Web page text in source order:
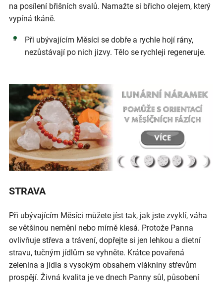
na posílení břišních svalů. Namažte si břicho olejem, který
vypíná tkáně.
Při ubývajícím Měsíci se dobře a rychle hojí rány,
nezůstávají po nich jizvy. Tělo se rychleji regeneruje.
STRAVA
Při ubývajícím Měsíci můžete jíst tak, jak jste zvyklí, váha
se většinou nemění nebo mírně klesá. Protože Panna
ovlivňuje střeva a trávení, dopřejte si jen lehkou a dietní
stravu, tučným jídlům se vyhněte. Krátce povařená
zelenina a jídla s vysokým obsahem vlákniny střevům
prospějí. Živná kvalita je ve dnech Panny sůl, působení